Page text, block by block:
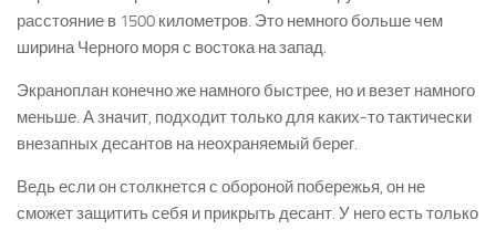
расстояние в 1500 километров. Это немного больше чем
ширина Черного моря с востока на запад.
Экраноплан конечно же намного быстрее, но и везет намного
меньше. А значит, подходит только для каких-то тактически
внезапных десантов на неохраняемый берег.
Ведь если он столкнется с обороной побережья, он не
сможет защитить себя и прикрыть десант. У него есть только